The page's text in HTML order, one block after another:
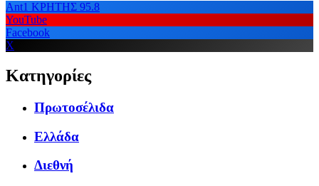
Ant1 ΚΡΗΤΗΣ 95.8
YouTube
Facebook
X
Κατηγορίες
Πρωτοσέλιδα
Ελλάδα
Διεθνή